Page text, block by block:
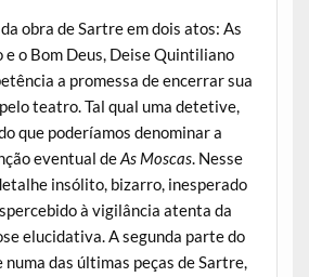
obra de Sartre em dois atos: As
e o Bom Deus, Deise Quintiliano
a promessa de encerrar sua
teatro. Tal qual uma detetive,
que poderíamos denominar a
eventual deAs Moscas. Nesse
insólito, bizarro, inesperado
à vigilância atenta da
elucidativa. A segunda parte do
das últimas peças de Sartre,